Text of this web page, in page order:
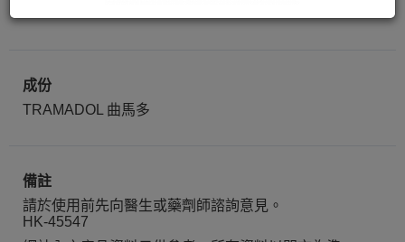
成份
TRAMADOL 曲馬多
備註
請於使用前先向醫生或藥劑師諮詢意見。
HK-45547